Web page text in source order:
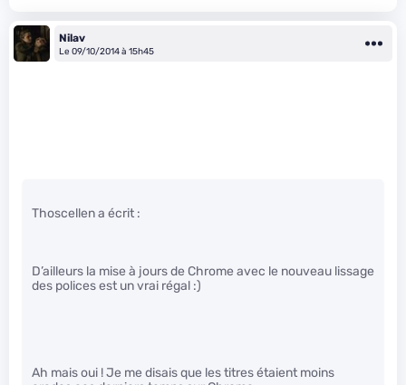
Nilav
Le 09/10/2014 à 15h45
Thoscellen a écrit :
D’ailleurs la mise à jours de Chrome avec le nouveau lissage
des polices est un vrai régal :)
Ah mais oui ! Je me disais que les titres étaient moins